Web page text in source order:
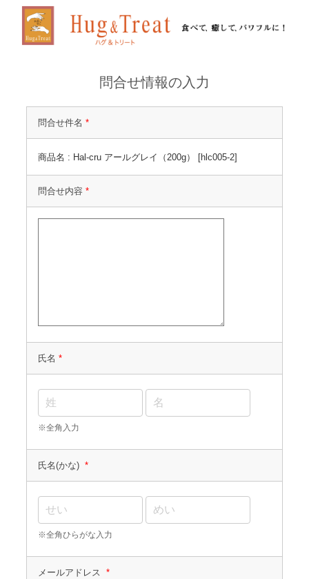
問合せ情報の入力
問合せ件名 *
商品名 : Hal-cru アールグレイ（200g） [hlc005-2]
問合せ内容 *
氏名 *
※全角入力
氏名(かな) *
※全角ひらがな入力
メールアドレス *